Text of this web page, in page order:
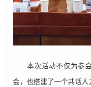
本次活动不仅为参
会，也搭建了一个共话人